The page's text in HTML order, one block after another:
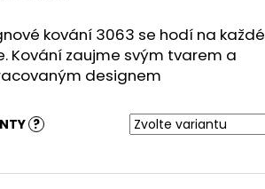
kování 3063 se hodí na každé
Kování zaujme svým tvarem a
designem
?